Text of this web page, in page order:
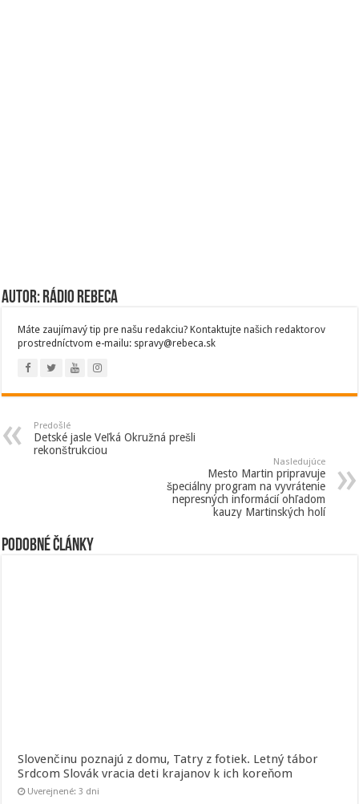
Autor: Rádio Rebeca
Máte zaujímavý tip pre našu redakciu? Kontaktujte našich redaktorov
prostredníctvom e-mailu: spravy@rebeca.sk
Predošlé
Detské jasle Veľká Okružná prešli
rekonštrukciou
Nasledujúce
Mesto Martin pripravuje
špeciálny program na vyvrátenie
nepresných informácií ohľadom
kauzy Martinských holí
Podobné články
Slovenčinu poznajú z domu, Tatry z fotiek. Letný tábor
Srdcom Slovák vracia deti krajanov k ich koreňom
Uverejnené: 3 dni